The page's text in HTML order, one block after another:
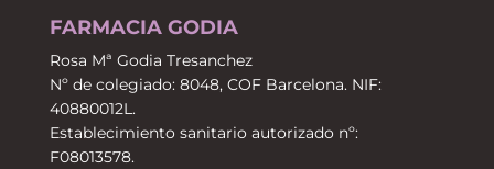
FARMACIA GODIA
Rosa Mª Godia Tresanchez
Nº de colegiado: 8048, COF Barcelona. NIF:
40880012L.
Establecimiento sanitario autorizado nº:
F08013578.